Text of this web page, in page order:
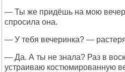
— Ты же придёшь на мою
спросила она.
— У тебя вечеринка? —
— Да. А ты не знала? Раз в
устраиваю костюмированную